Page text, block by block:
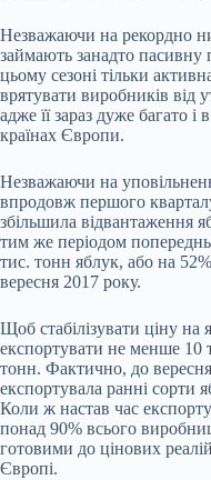
Незважаючи на рекордно
займають занадто пасивну
цьому сезоні тільки
врятувати виробників від
адже її зараз дуже багато
країнах Європи.
Незважаючи на
впродовж першого
збільшила відвантаження
тим же періодом
тис. тонн яблук, або на
вересня 2017 року.
Щоб стабілізувати ціну на
експортувати не менше 10
тонн. Фактично, до
експортувала ранні сорти
Коли ж настав час
понад 90% всього
готовими до цінових
Європі.